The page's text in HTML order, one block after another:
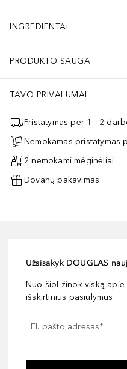
INGREDIENTAI
PRODUKTO SAUGA
TAVO PRIVALUMAI
Pristatymas per 1 - 2
Nemokamas pristatymas
2 nemokami mėginėliai
Dovanų pakavimas
Užsisakyk DOUGLAS
Nuo šiol žinok viską
išskirtinius pasiūlymus
El. pašto adresas*